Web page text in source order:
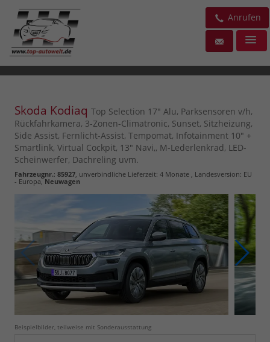
Anrufen
Skoda Kodiaq Top Selection 17" Alu, Parksensoren v/h,
Rückfahrkamera, 3-Zonen-Climatronic, Sunset, Sitzheizung,
Side Assist, Fernlicht-Assist, Tempomat, Infotainment 10" +
Smartlink, Virtual Cockpit, 13" Navi,, M-Lederlenkrad, LED-
Scheinwerfer, Dachreling uvm.
Fahrzeugnr.: 85927 , unverbindliche Lieferzeit: 4 Monate , Landesversion: EU
- Europa,Neuwagen
Beispielbilder, teilweise mit Sonderausstattung